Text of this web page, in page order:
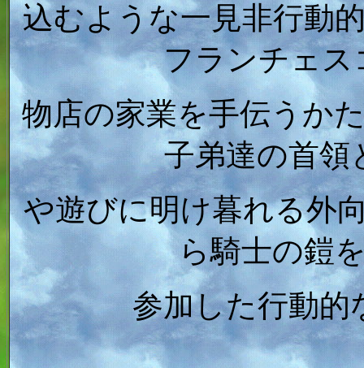
込むような一見非行動
フランチェス
物店の家業を手伝うか
子弟達の首領
や遊びに明け暮れる外
ら騎士の鎧
参加した行動的